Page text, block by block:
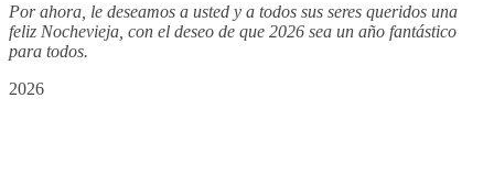
Por ahora, le deseamos a usted y a todos sus seres queridos una
feliz Nochevieja, con el deseo de que 2026 sea un año fantástico
para todos.
2026